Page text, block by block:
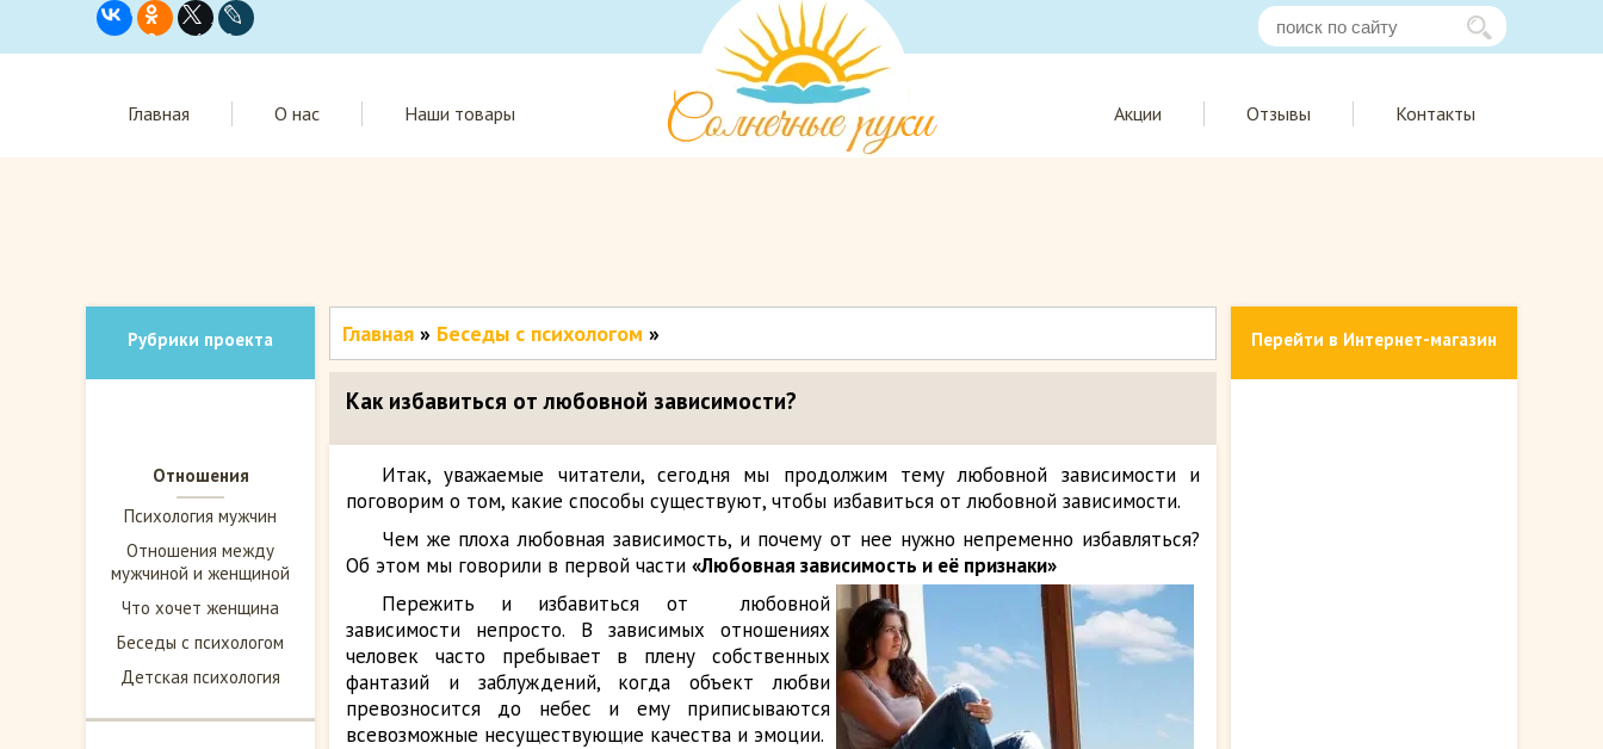
Главная О нас Наши товары Акции Отзывы Контакты
Рубрики проекта
Отношения
Психология мужчин
Отношения между
мужчиной и женщиной
Что хочет женщина
Беседы с психологом
Детская психология
Главная » Беседы с психологом »
Как избавиться от любовной зависимости?
Итак, уважаемые читатели, сегодня мы продолжим тему любовной зависимости и
поговорим о том, какие способы существуют, чтобы избавиться от любовной зависимости.
Чем же плоха любовная зависимость, и почему от нее нужно непременно избавляться?
Об этом мы говорили в первой части «Любовная зависимость и её признаки»
Пережить и избавиться от любовной
зависимости непросто. В зависимых отношениях
человек часто пребывает в плену собственных
фантазий и заблуждений, когда объект любви
превозносится до небес и ему приписываются
всевозможные несуществующие качества и эмоции.
Перейти в Интернет-магазин